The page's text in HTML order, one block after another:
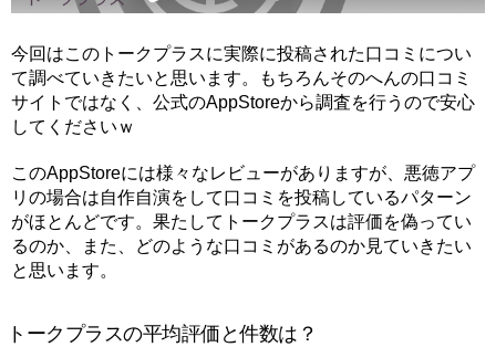
今回はこのトークプラスに実際に投稿された口コミについ
て調べていきたいと思います。もちろんそのへんの口コミ
サイトではなく、公式のAppStoreから調査を行うので安心
してくださいｗ
このAppStoreには様々なレビューがありますが、悪徳アプ
リの場合は自作自演をして口コミを投稿しているパターン
がほとんどです。果たしてトークプラスは評価を偽ってい
るのか、また、どのような口コミがあるのか見ていきたい
と思います。
トークプラスの平均評価と件数は？